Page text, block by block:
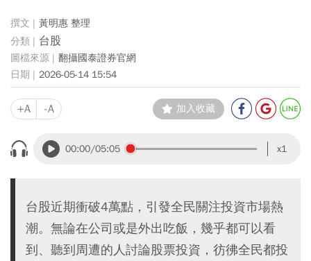
黃明惠 整理
台股
翻攝國泰證券官網
2026-05-14 15:54
+A -A 加入收藏
00:00/05:05 x1
台股近期衝破4萬點，引發全民關注投資市場熱
潮。無論在公司或是外出吃飯，幾乎都可以看
到、聽到周遭的人討論股票投資，彷彿全民都投